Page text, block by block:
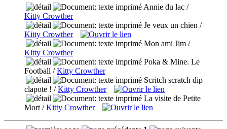
Annie du lac /
Kitty Crowther
Je veux un chien /
Kitty Crowther
Mon ami Jim /
Kitty Crowther
Poka & Mine. Le
Football /Kitty Crowther
Scritch scratch dip
clapote ! /Kitty Crowther
La visite de Petite
Mort /Kitty Crowther